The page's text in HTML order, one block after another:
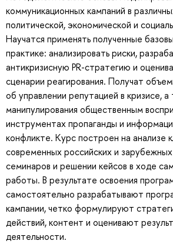
коммуникационных кампаний в
политической, экономической и
Научатся применять полученные
практике: анализировать риски,
антикризисную PR-стратегию и
сценарии реагирования. Получат
об управлении репутацией в кризисе,
манипулирования общественным
инструментах пропаганды и
конфликте. Курс построен на анализе
современных российских и
семинаров и решении кейсов в ходе
работы. В результате освоения
самостоятельно разрабатывают
кампании, четко формулируют
действий, контент и оценивают
деятельности.